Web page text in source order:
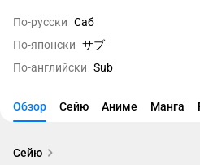
По-русски Саб
По-японски サブ
По-английски Sub
Обзор Сейю Аниме Манга
Сейю